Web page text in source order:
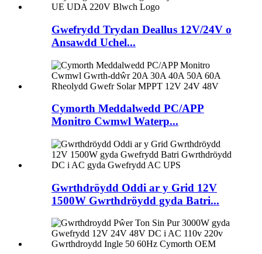
Gwefrydd Trydan Deallus 12V/24V o
Ansawdd Uchel...
Cymorth Meddalwedd PC/APP
Monitro Cwmwl Waterp...
Gwrthdröydd Oddi ar y Grid 12V
1500W Gwrthdröydd gyda Batri...